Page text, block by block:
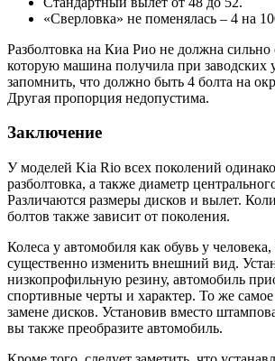
«Сверловка» не поменялась – 4 на
Разболтовка на Киа Рио не должна сильно
которую машина получила при заводских
запомнить, что должно быть 4 болта на
Другая пропорция недопустима.
Заключение
У моделей Kia Rio всех поколений
разболтовка, а также диаметр
Различаются размеры дисков и вылет.
болтов также зависит от поколения.
Колеса у автомобиля как обувь у
существенно изменить внешний вид.
низкопрофильную резину, автомобиль
спортивные черты и характер. То же
замене дисков. Установив вместо
вы также преобразите автомобиль.